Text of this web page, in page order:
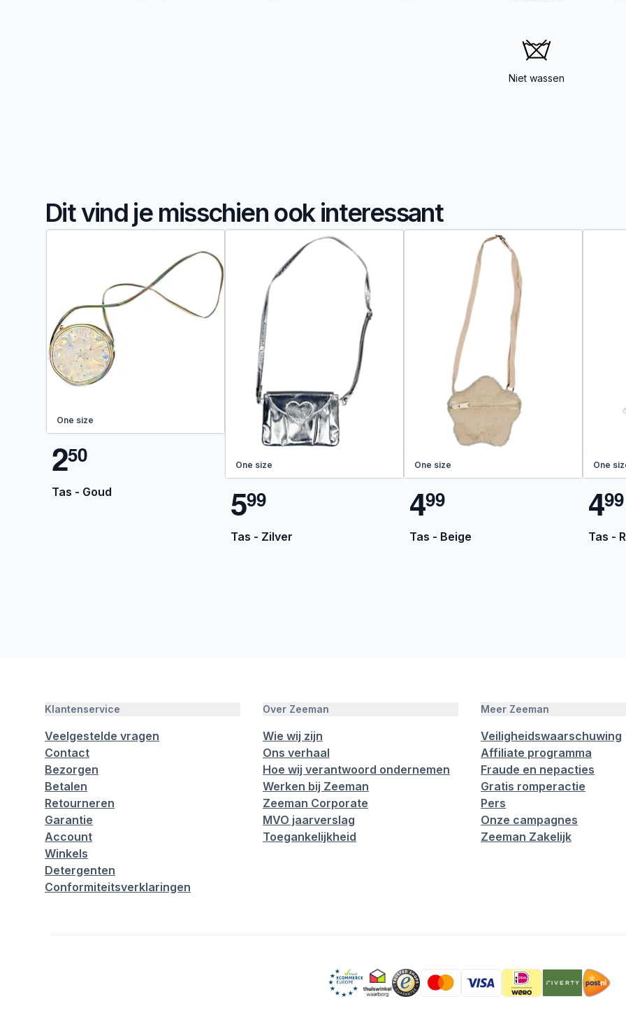
Niet wassen
Dit vind je misschien ook interessant
One size
250
Tas - Goud
One size
599
Tas - Zilver
One size
499
Tas - Beige
One
499
Tas -
Klantenservice
Veelgestelde vragen
Contact
Bezorgen
Betalen
Retourneren
Garantie
Account
Winkels
Detergenten
Conformiteitsverklaringen
Over Zeeman
Wie wij zijn
Ons verhaal
Hoe wij verantwoord ondernemen
Werken bij Zeeman
Zeeman Corporate
MVO jaarverslag
Toegankelijkheid
Meer Zeeman
Veiligheidswaarschuwing
Affiliate programma
Fraude en nepacties
Gratis romperactie
Pers
Onze campagnes
Zeeman Zakelijk